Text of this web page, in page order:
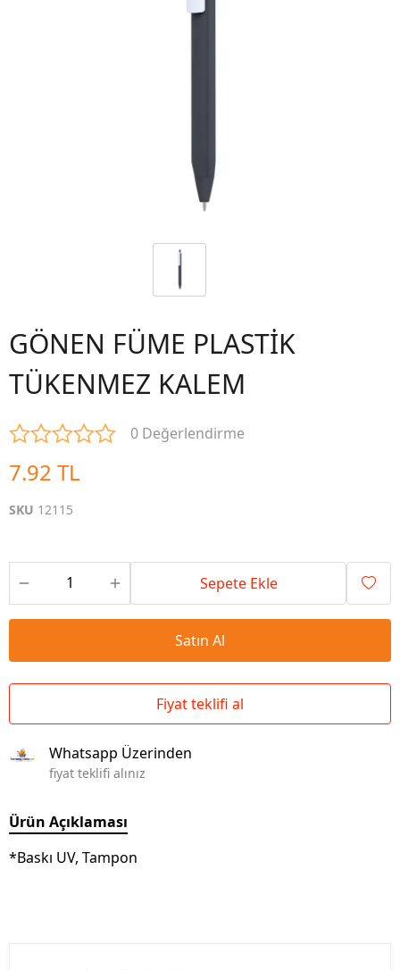
GÖNEN FÜME PLASTİK
TÜKENMEZ KALEM
0 Değerlendirme
7.92 TL
SKU 12115
Sepete Ekle
Satın Al
Fiyat teklifi al
Whatsapp Üzerinden
fiyat teklifi alınız
Ürün Açıklaması
*Baskı UV, Tampon